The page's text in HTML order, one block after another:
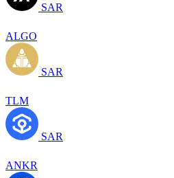
SAR
ALGO
SAR
TLM
SAR
ANKR